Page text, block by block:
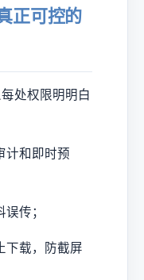
正可控的
处权限明明白
计和即时预
传；
下载，防截屏